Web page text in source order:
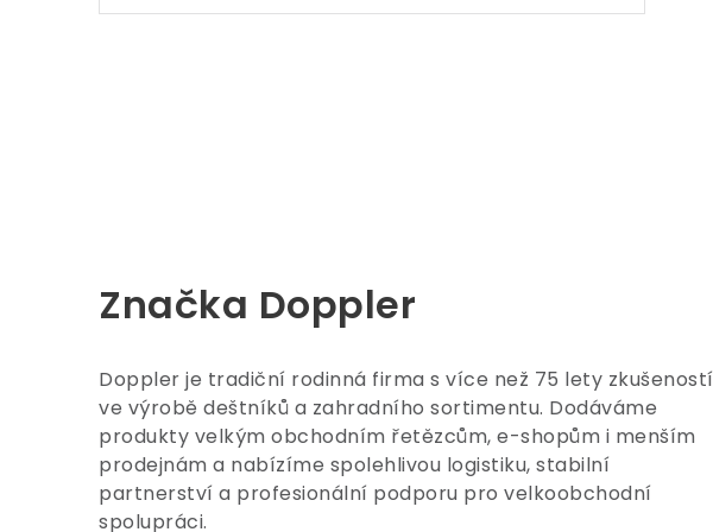
Značka Doppler
Doppler je tradiční rodinná firma s více než 75 lety zkušeností
ve výrobě deštníků a zahradního sortimentu. Dodáváme
produkty velkým obchodním řetězcům, e-shopům i menším
prodejnám a nabízíme spolehlivou logistiku, stabilní
partnerství a profesionální podporu pro velkoobchodní
spolupráci.